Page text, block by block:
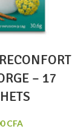
– 17
CFA